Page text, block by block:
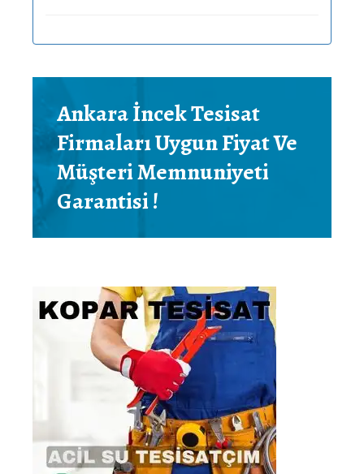
Ankara İncek Tesisat
Firmaları Uygun Fiyat Ve
Müşteri Memnuniyeti
Garantisi !